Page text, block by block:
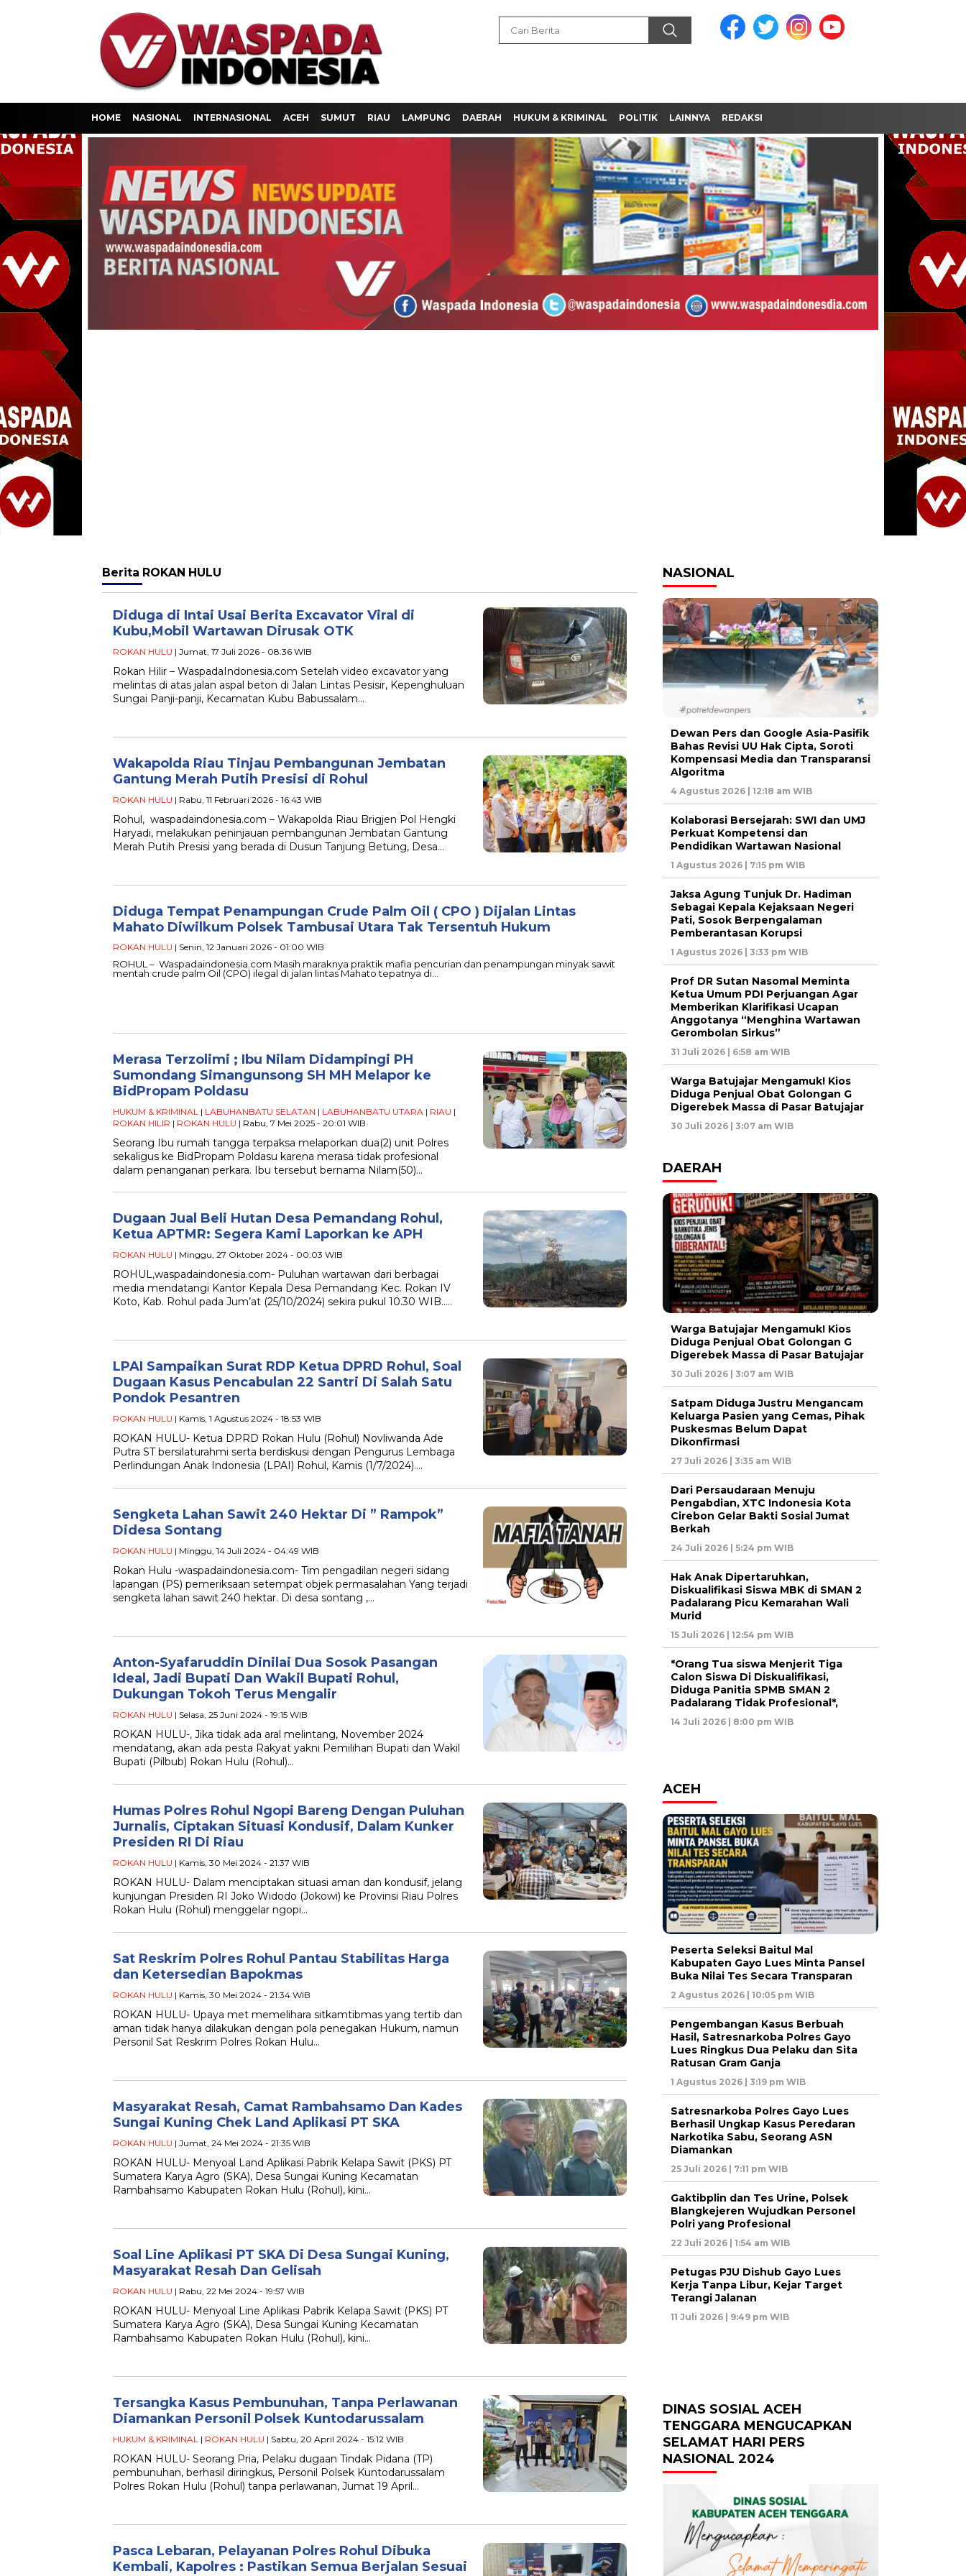
HOME NASIONAL INTERNASIONAL ACEH SUMUT RIAU LAMPUNG DAERAH HUKUM & KRIMINAL POLITIK LAINNYA REDAKSI
Berita ROKAN HULU
Diduga di Intai Usai Berita Excavator Viral di
Kubu,Mobil Wartawan Dirusak OTK
ROKAN HULU | Jumat, 17 Juli 2026 - 08:36 WIB
Rokan Hilir – WaspadaIndonesia.com Setelah video excavator yang
melintas di atas jalan aspal beton di Jalan Lintas Pesisir, Kepenghuluan
Sungai Panji-panji, Kecamatan Kubu Babussalam…
Wakapolda Riau Tinjau Pembangunan Jembatan
Gantung Merah Putih Presisi di Rohul
ROKAN HULU | Rabu, 11 Februari 2026 - 16:43 WIB
Rohul, waspadaindonesia.com – Wakapolda Riau Brigjen Pol Hengki
Haryadi, melakukan peninjauan pembangunan Jembatan Gantung
Merah Putih Presisi yang berada di Dusun Tanjung Betung, Desa…
Diduga Tempat Penampungan Crude Palm Oil ( CPO ) Dijalan Lintas
Mahato Diwilkum Polsek Tambusai Utara Tak Tersentuh Hukum
ROKAN HULU | Senin, 12 Januari 2026 - 01:00 WIB
ROHUL – Waspadaindonesia.com Masih maraknya praktik mafia pencurian dan penampungan minyak sawit
mentah crude palm Oil (CPO) ilegal di jalan lintas Mahato tepatnya di…
Merasa Terzolimi ; Ibu Nilam Didampingi PH
Sumondang Simangunsong SH MH Melapor ke
BidPropam Poldasu
HUKUM & KRIMINAL | LABUHANBATU SELATAN | LABUHANBATU UTARA | RIAU |
ROKAN HILIR | ROKAN HULU | Rabu, 7 Mei 2025 - 20:01 WIB
Seorang Ibu rumah tangga terpaksa melaporkan dua(2) unit Polres
sekaligus ke BidPropam Poldasu karena merasa tidak profesional
dalam penanganan perkara. Ibu tersebut bernama Nilam(50)…
Dugaan Jual Beli Hutan Desa Pemandang Rohul,
Ketua APTMR: Segera Kami Laporkan ke APH
ROKAN HULU | Minggu, 27 Oktober 2024 - 00:03 WIB
ROHUL,waspadaindonesia.com- Puluhan wartawan dari berbagai
media mendatangi Kantor Kepala Desa Pemandang Kec. Rokan IV
Koto, Kab. Rohul pada Jum’at (25/10/2024) sekira pukul 10.30 WIB…..
LPAI Sampaikan Surat RDP Ketua DPRD Rohul, Soal
Dugaan Kasus Pencabulan 22 Santri Di Salah Satu
Pondok Pesantren
ROKAN HULU | Kamis, 1 Agustus 2024 - 18:53 WIB
ROKAN HULU- Ketua DPRD Rokan Hulu (Rohul) Novliwanda Ade
Putra ST bersilaturahmi serta berdiskusi dengan Pengurus Lembaga
Perlindungan Anak Indonesia (LPAI) Rohul, Kamis (1/7/2024)….
Sengketa Lahan Sawit 240 Hektar Di ” Rampok”
Didesa Sontang
ROKAN HULU | Minggu, 14 Juli 2024 - 04:49 WIB
Rokan Hulu -waspadaindonesia.com- Tim pengadilan negeri sidang
lapangan (PS) pemeriksaan setempat objek permasalahan Yang terjadi
sengketa lahan sawit 240 hektar. Di desa sontang ,…
Anton-Syafaruddin Dinilai Dua Sosok Pasangan
Ideal, Jadi Bupati Dan Wakil Bupati Rohul,
Dukungan Tokoh Terus Mengalir
ROKAN HULU | Selasa, 25 Juni 2024 - 19:15 WIB
ROKAN HULU-, Jika tidak ada aral melintang, November 2024
mendatang, akan ada pesta Rakyat yakni Pemilihan Bupati dan Wakil
Bupati (Pilbub) Rokan Hulu (Rohul)…
Humas Polres Rohul Ngopi Bareng Dengan Puluhan
Jurnalis, Ciptakan Situasi Kondusif, Dalam Kunker
Presiden RI Di Riau
ROKAN HULU | Kamis, 30 Mei 2024 - 21:37 WIB
ROKAN HULU- Dalam menciptakan situasi aman dan kondusif, jelang
kunjungan Presiden RI Joko Widodo (Jokowi) ke Provinsi Riau Polres
Rokan Hulu (Rohul) menggelar ngopi…
Sat Reskrim Polres Rohul Pantau Stabilitas Harga
dan Ketersedian Bapokmas
ROKAN HULU | Kamis, 30 Mei 2024 - 21:34 WIB
ROKAN HULU- Upaya met memelihara sitkamtibmas yang tertib dan
aman tidak hanya dilakukan dengan pola penegakan Hukum, namun
Personil Sat Reskrim Polres Rokan Hulu…
Masyarakat Resah, Camat Rambahsamo Dan Kades
Sungai Kuning Chek Land Aplikasi PT SKA
ROKAN HULU | Jumat, 24 Mei 2024 - 21:35 WIB
ROKAN HULU- Menyoal Land Aplikasi Pabrik Kelapa Sawit (PKS) PT
Sumatera Karya Agro (SKA), Desa Sungai Kuning Kecamatan
Rambahsamo Kabupaten Rokan Hulu (Rohul), kini…
Soal Line Aplikasi PT SKA Di Desa Sungai Kuning,
Masyarakat Resah Dan Gelisah
ROKAN HULU | Rabu, 22 Mei 2024 - 19:57 WIB
ROKAN HULU- Menyoal Line Aplikasi Pabrik Kelapa Sawit (PKS) PT
Sumatera Karya Agro (SKA), Desa Sungai Kuning Kecamatan
Rambahsamo Kabupaten Rokan Hulu (Rohul), kini…
Tersangka Kasus Pembunuhan, Tanpa Perlawanan
Diamankan Personil Polsek Kuntodarussalam
HUKUM & KRIMINAL | ROKAN HULU | Sabtu, 20 April 2024 - 15:12 WIB
ROKAN HULU- Seorang Pria, Pelaku dugaan Tindak Pidana (TP)
pembunuhan, berhasil diringkus, Personil Polsek Kuntodarussalam
Polres Rokan Hulu (Rohul) tanpa perlawanan, Jumat 19 April…
Pasca Lebaran, Pelayanan Polres Rohul Dibuka
Kembali, Kapolres : Pastikan Semua Berjalan Sesuai
NASIONAL
Dewan Pers dan Google Asia-Pasifik
Bahas Revisi UU Hak Cipta, Soroti
Kompensasi Media dan Transparansi
Algoritma
4 Agustus 2026 | 12:18 am WIB
Kolaborasi Bersejarah: SWI dan UMJ
Perkuat Kompetensi dan
Pendidikan Wartawan Nasional
1 Agustus 2026 | 7:15 pm WIB
Jaksa Agung Tunjuk Dr. Hadiman
Sebagai Kepala Kejaksaan Negeri
Pati, Sosok Berpengalaman
Pemberantasan Korupsi
1 Agustus 2026 | 3:33 pm WIB
Prof DR Sutan Nasomal Meminta
Ketua Umum PDI Perjuangan Agar
Memberikan Klarifikasi Ucapan
Anggotanya “Menghina Wartawan
Gerombolan Sirkus”
31 Juli 2026 | 6:58 am WIB
Warga Batujajar Mengamuk! Kios
Diduga Penjual Obat Golongan G
Digerebek Massa di Pasar Batujajar
30 Juli 2026 | 3:07 am WIB
DAERAH
Warga Batujajar Mengamuk! Kios
Diduga Penjual Obat Golongan G
Digerebek Massa di Pasar Batujajar
30 Juli 2026 | 3:07 am WIB
Satpam Diduga Justru Mengancam
Keluarga Pasien yang Cemas, Pihak
Puskesmas Belum Dapat
Dikonfirmasi
27 Juli 2026 | 3:35 am WIB
Dari Persaudaraan Menuju
Pengabdian, XTC Indonesia Kota
Cirebon Gelar Bakti Sosial Jumat
Berkah
24 Juli 2026 | 5:24 pm WIB
Hak Anak Dipertaruhkan,
Diskualifikasi Siswa MBK di SMAN 2
Padalarang Picu Kemarahan Wali
Murid
15 Juli 2026 | 12:54 pm WIB
*Orang Tua siswa Menjerit Tiga
Calon Siswa Di Diskualifikasi,
Diduga Panitia SPMB SMAN 2
Padalarang Tidak Profesional*,
14 Juli 2026 | 8:00 pm WIB
ACEH
Peserta Seleksi Baitul Mal
Kabupaten Gayo Lues Minta Pansel
Buka Nilai Tes Secara Transparan
2 Agustus 2026 | 10:05 pm WIB
Pengembangan Kasus Berbuah
Hasil, Satresnarkoba Polres Gayo
Lues Ringkus Dua Pelaku dan Sita
Ratusan Gram Ganja
1 Agustus 2026 | 3:19 pm WIB
Satresnarkoba Polres Gayo Lues
Berhasil Ungkap Kasus Peredaran
Narkotika Sabu, Seorang ASN
Diamankan
25 Juli 2026 | 7:11 pm WIB
Gaktibplin dan Tes Urine, Polsek
Blangkejeren Wujudkan Personel
Polri yang Profesional
22 Juli 2026 | 1:54 am WIB
Petugas PJU Dishub Gayo Lues
Kerja Tanpa Libur, Kejar Target
Terangi Jalanan
11 Juli 2026 | 9:49 pm WIB
DINAS SOSIAL ACEH
TENGGARA MENGUCAPKAN
SELAMAT HARI PERS
NASIONAL 2024